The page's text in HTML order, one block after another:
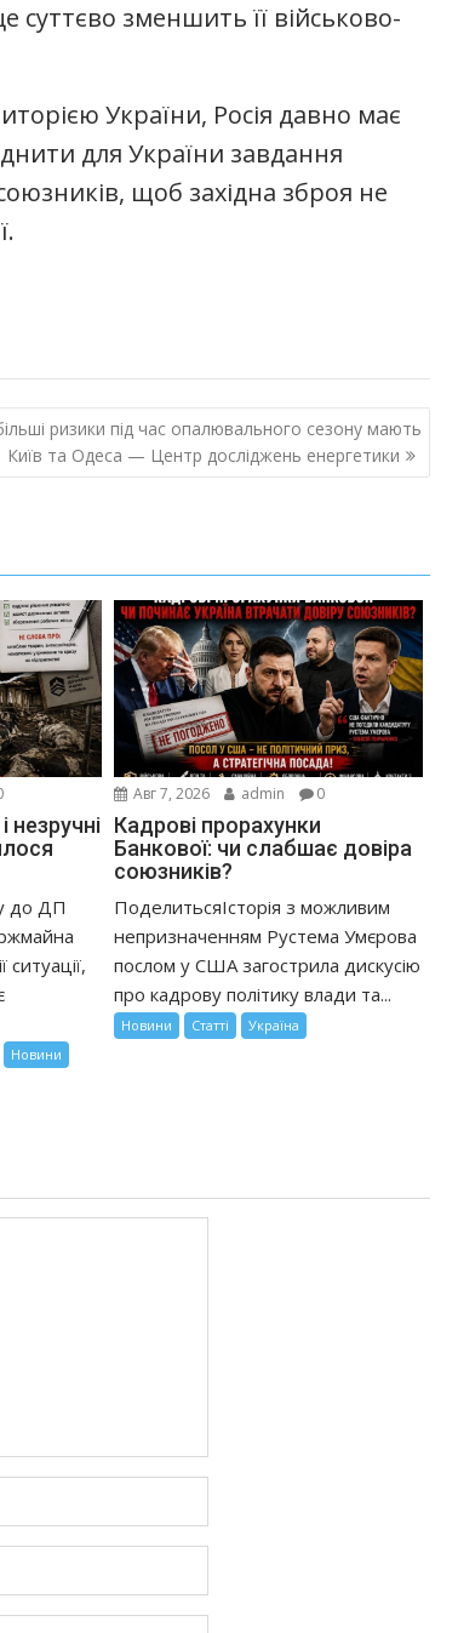
суттєво зменшить її військово-
України, Росія давно має
для України завдання
щоб західна зброя не
ризики під час опалювального сезону мають
Київ та Одеса — Центр досліджень енергетики
незручні
до ДП
ситуації,
Новини
Авг 7, 2026 admin 0
Кадрові прорахунки
Банкової: чи слабшає довіра
союзників?
ПоделитьсяІсторія з можливим
непризначенням Рустема Умєрова
послом у США загострила дискусію
про кадрову політику влади та...
Новини Статті Україна